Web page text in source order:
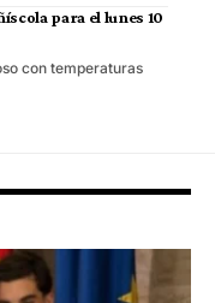
para el lunes 10
con temperaturas